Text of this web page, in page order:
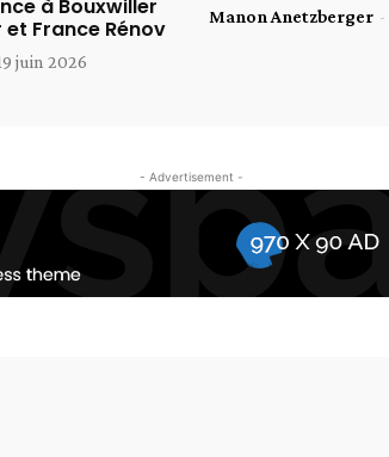
à Bouxwiller
France Rénov
juin 2026
Manon Anetzberger -
- Advertisement -